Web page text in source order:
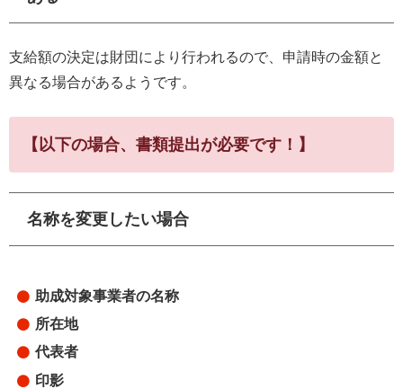
支給額の決定は財団により行われるので、申請時の金額と
異なる場合があるようです。
【以下の場合、書類提出が必要です！】
名称を変更したい場合
助成対象事業者の名称
所在地
代表者
印影